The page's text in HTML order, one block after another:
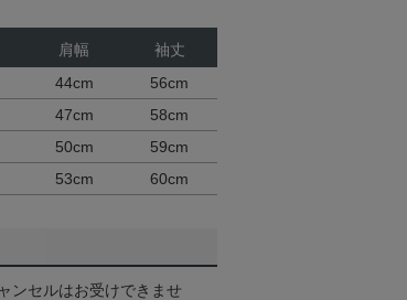
肩幅
袖丈
44cm
56cm
47cm
58cm
50cm
59cm
53cm 60cm
ンセルはお受けできませ